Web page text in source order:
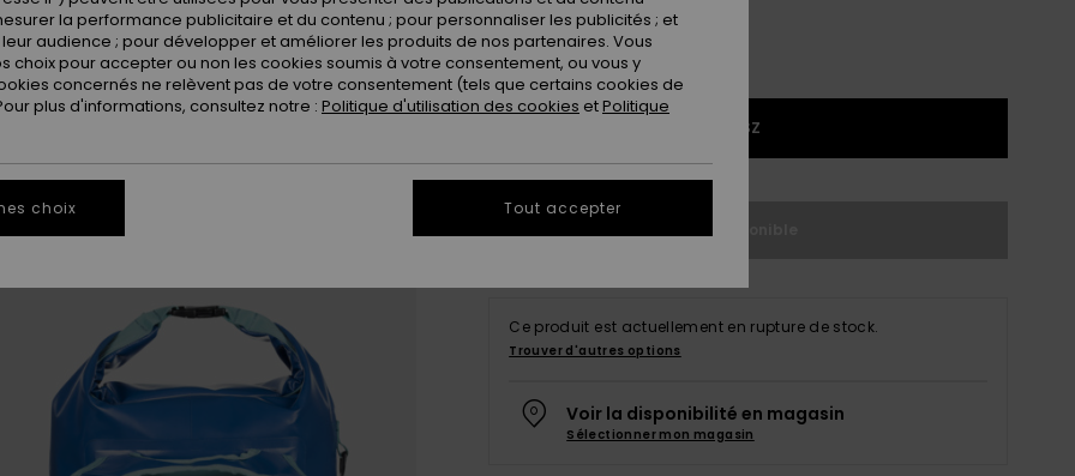
1SZ
Ce produit est actuellement en rupture de stock.
Trouver d'autres options
Voir la disponibilité en magasin
Sélectionner mon magasin
la performance publicitaire et du contenu ; pour personnaliser les publicités ; et
audience ; pour développer et améliorer les produits de nos partenaires. Vous
choix pour accepter ou non les cookies soumis à votre consentement, ou vous y
concernés ne relèvent pas de votre consentement (tels que certains cookies de
plus d'informations, consultez notre : Politique d'utilisation des cookies etPolitique
choix Tout accepter